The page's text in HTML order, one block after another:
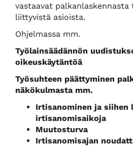
vastaavat
liittyvistä asioista.
Ohjelmassa mm.
Työlainsäädännön
oikeuskäytäntöä
Työsuhteen päättyminen
näkökulmasta mm.
Irtisanominen ja
irtisanomisaikoja
Muutosturva
Irtisanomisajan